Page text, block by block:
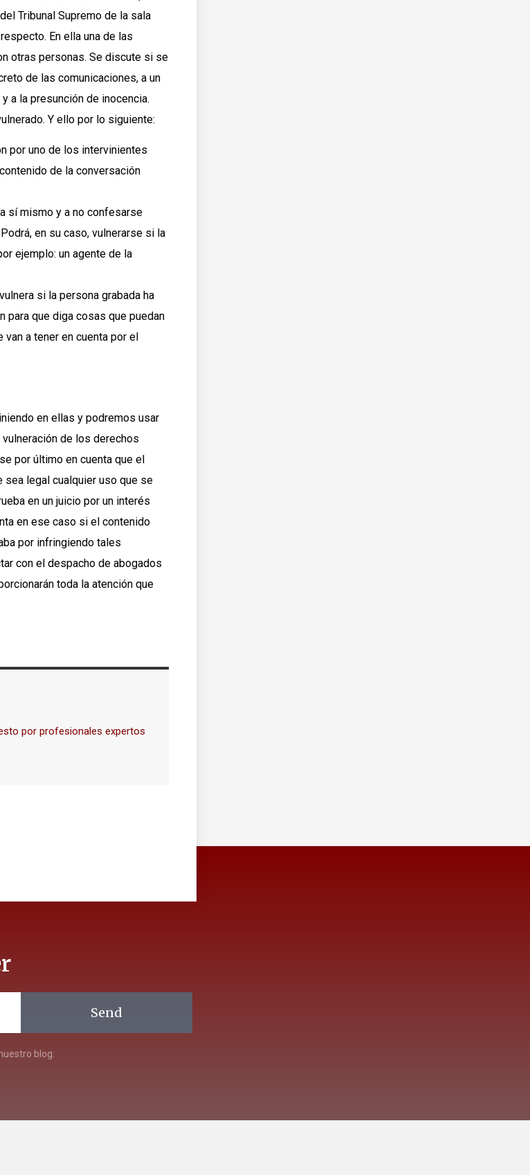
Tribunal Supremo de la sala
En ella una de las
otras personas. Se discute si se
de las comunicaciones, a un
a la presunción de inocencia.
Y ello por lo siguiente:
por uno de los intervinientes
de la conversación
sí mismo y a no confesarse
en su caso, vulnerarse si la
ejemplo: un agente de la
si la persona grabada ha
para que diga cosas que puedan
a tener en cuenta por el
en ellas y podremos usar
de los derechos
por último en cuenta que el
sea legal cualquier uso que se
en un juicio por un interés
en ese caso si el contenido
por infringiendo tales
con el despacho de abogados
toda la atención que
por profesionales expertos
Send
blog.